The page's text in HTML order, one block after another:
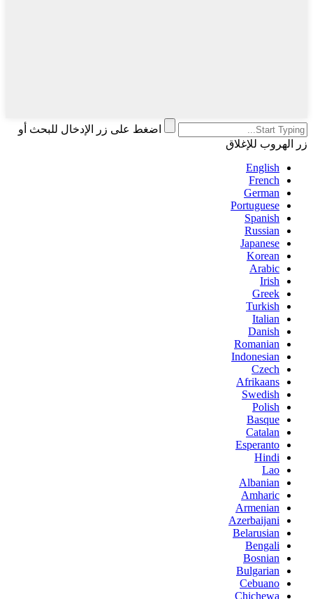
اضغط على زر الإدخال للبحث أو
زر الهروب للإغلاق
English
French
German
Portuguese
Spanish
Russian
Japanese
Korean
Arabic
Irish
Greek
Turkish
Italian
Danish
Romanian
Indonesian
Czech
Afrikaans
Swedish
Polish
Basque
Catalan
Esperanto
Hindi
Lao
Albanian
Amharic
Armenian
Azerbaijani
Belarusian
Bengali
Bosnian
Bulgarian
Cebuano
Chichewa